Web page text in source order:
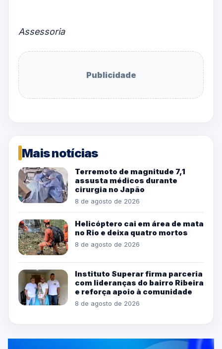
Assessoria
Publicidade
Mais notícias
Terremoto de magnitude 7,1
assusta médicos durante
cirurgia no Japão
8 de agosto de 2026
Helicóptero cai em área de mata
no Rio e deixa quatro mortos
8 de agosto de 2026
Instituto Superar firma parceria
com lideranças do bairro Ribeira
e reforça apoio à comunidade
8 de agosto de 2026